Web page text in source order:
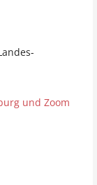
und Zoom